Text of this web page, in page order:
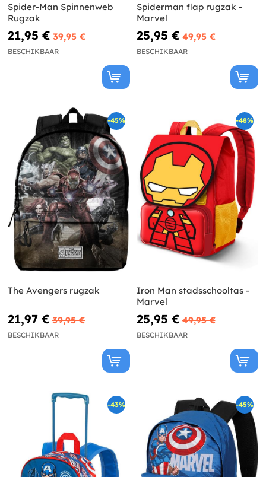
Spider-Man Spinnenweb
Rugzak
21,95 € 39,95 €
BESCHIKBAAR
Spiderman flap rugzak -
Marvel
25,95 € 49,95 €
BESCHIKBAAR
-45%
The Avengers rugzak
21,97 € 39,95 €
BESCHIKBAAR
-48%
Iron Man stadsschooltas -
Marvel
25,95 € 49,95 €
BESCHIKBAAR
-43% -45%